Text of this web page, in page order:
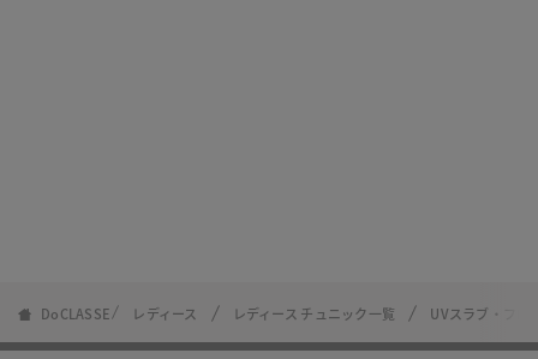
DoCLASSE レディース レディース チュニック一覧 UVスラブ・フロ